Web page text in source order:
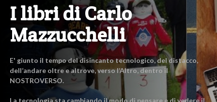
I libri di Carlo
Mazzucchelli
E' giunto il tempo del disincanto tecnologico, del distacco,
dell’andare oltre e altrove, verso l’Altro, dentro il
NOSTROVERSO.
La tecnologia sta cambiando il modo di pensare e di vedere il